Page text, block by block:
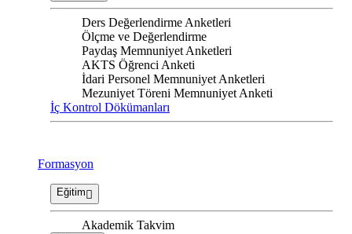
Ders Değerlendirme Anketleri
Ölçme ve Değerlendirme
Paydaş Memnuniyet Anketleri
AKTS Öğrenci Anketi
İdari Personel Memnuniyet Anketleri
Mezuniyet Töreni Memnuniyet Anketi
İç Kontrol Dökümanları
Formasyon
Eğitim
Akademik Takvim